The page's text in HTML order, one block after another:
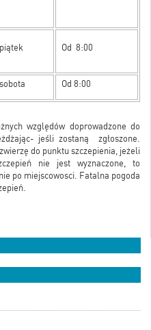
Od 8:00
Od 8:00
względów doprowadzone do
jeśli zostaną zgłoszone.
do punktu szczepienia, jeżeli
nie jest wyznaczone, to
po miejscowosci. Fatalna pogoda